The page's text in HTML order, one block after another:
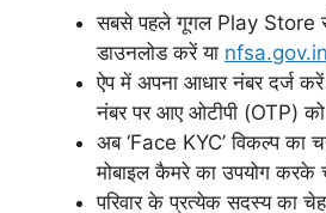
सबसे पहले गूगल Play Store
डाउनलोड करें या nfsa.gov.in
ऐप में अपना आधार नंबर दर्ज करें
नंबर पर आए ओटीपी (OTP)
अब ‘Face KYC’ विकल्प
मोबाइल कैमरे का उपयोग करके
परिवार के प्रत्येक सदस्य का